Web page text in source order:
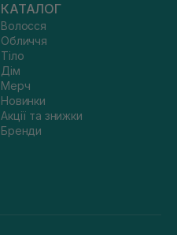
КАТАЛОГ
Волосся
Обличчя
Тіло
Дім
Мерч
Новинки
Акції та знижки
Бренди